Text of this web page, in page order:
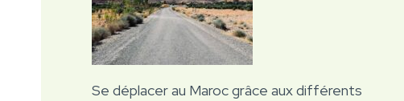
Se déplacer au Maroc grâce aux différents